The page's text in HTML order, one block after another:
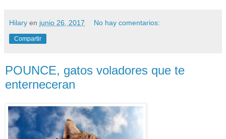
Hilary en junio 26, 2017 No hay comentarios:
Compartir
POUNCE, gatos voladores que te
enterneceran